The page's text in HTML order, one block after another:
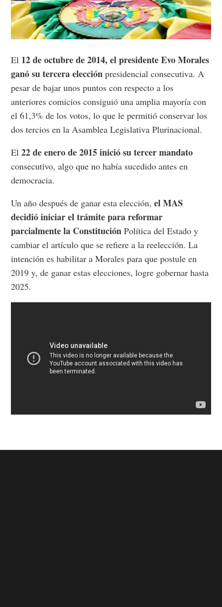
El 12 de octubre de 2014, el presidente Evo Morales
ganó su tercera elecciónpresidencial consecutiva. A
pesar de bajar unos puntos con respecto a los
anteriores comicios consiguió una amplia mayoría con
el 61,3% de los votos, lo que le permitió conservar los
dos tercios en la Asamblea Legislativa Plurinacional.
El22 de enero de 2015 inició su tercer mandato
consecutivo, algo que no había sucedido antes en
democracia.
Un año después de ganar esta elección,el MAS
decidió iniciar el trámite para reformar
parcialmente la Constitución Política del Estado y
cambiar el artículo que se refiere a la reelección. La
intención es habilitar a Morales para que postule en
2019 y, de ganar estas elecciones, logre gobernar hasta
2025.